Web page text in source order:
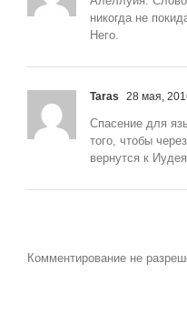
никогда не
Него.
Taras 28 мая,
Спасение для
того, чтобы
вернутся к
Комментирование не